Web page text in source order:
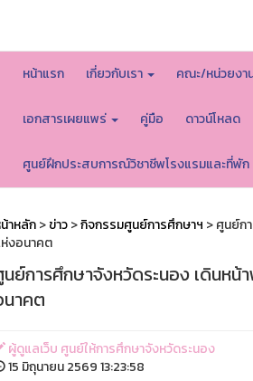
หน้าแรก เกี่ยวกับเรา คณะ/หน่วยงา
เอกสารเผยแพร่ คู่มือ ดาวน์โหลด
ศูนย์ฝึกประสบการณ์วิชาชีพโรงแรมและที่พัก
าหลัก>ข่าว>กิจกรรมศูนย์การศึกษาฯ > ศูนย์ก
งอนาคต
ย์การศึกษาจังหวัดระนอง เดินห
าคต
ผู้ดูแลเว็บ ศูนย์ให้การศึกษาจังหวัดระนอง
15 มิถุนายน 2569 13:23:58